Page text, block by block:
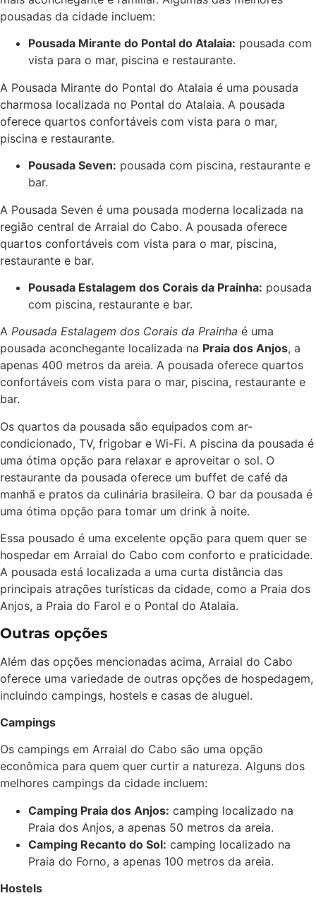
pousadas da cidade incluem:
Pousada Mirante do Pontal do Atalaia: pousada com
vista para o mar, piscina e restaurante.
A Pousada Mirante do Pontal do Atalaia é uma pousada
charmosa localizada no Pontal do Atalaia. A pousada
oferece quartos confortáveis com vista para o mar,
piscina e restaurante.
Pousada Seven: pousada com piscina, restaurante e
bar.
A Pousada Seven é uma pousada moderna localizada na
região central de Arraial do Cabo. A pousada oferece
quartos confortáveis com vista para o mar, piscina,
restaurante e bar.
Pousada Estalagem dos Corais da Prainha: pousada
com piscina, restaurante e bar.
A Pousada Estalagem dos Corais da Prainha é uma
pousada aconchegante localizada na Praia dos Anjos, a
apenas 400 metros da areia. A pousada oferece quartos
confortáveis com vista para o mar, piscina, restaurante e
bar.
Os quartos da pousada são equipados com ar-
condicionado, TV, frigobar e Wi-Fi. A piscina da pousada é
uma ótima opção para relaxar e aproveitar o sol. O
restaurante da pousada oferece um buffet de café da
manhã e pratos da culinária brasileira. O bar da pousada é
uma ótima opção para tomar um drink à noite.
Essa pousado é uma excelente opção para quem quer se
hospedar em Arraial do Cabo com conforto e praticidade.
A pousada está localizada a uma curta distância das
principais atrações turísticas da cidade, como a Praia dos
Anjos, a Praia do Farol e o Pontal do Atalaia.
Outras opções
Além das opções mencionadas acima, Arraial do Cabo
oferece uma variedade de outras opções de hospedagem,
incluindo campings, hostels e casas de aluguel.
Campings
Os campings em Arraial do Cabo são uma opção
econômica para quem quer curtir a natureza. Alguns dos
melhores campings da cidade incluem:
Camping Praia dos Anjos: camping localizado na
Praia dos Anjos, a apenas 50 metros da areia.
Camping Recanto do Sol: camping localizado na
Praia do Forno, a apenas 100 metros da areia.
Hostels